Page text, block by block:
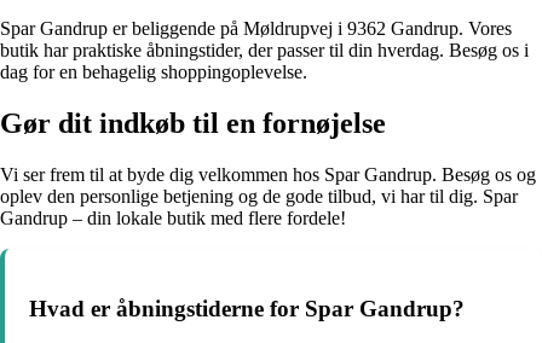
Spar Gandrup er beliggende på Møldrupvej i 9362 Gandrup. Vores
butik har praktiske åbningstider, der passer til din hverdag. Besøg os i
dag for en behagelig shoppingoplevelse.
Gør dit indkøb til en fornøjelse
Vi ser frem til at byde dig velkommen hos Spar Gandrup. Besøg os og
oplev den personlige betjening og de gode tilbud, vi har til dig. Spar
Gandrup – din lokale butik med flere fordele!
Hvad er åbningstiderne for Spar Gandrup?